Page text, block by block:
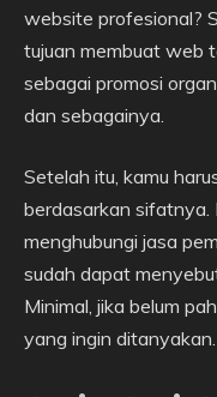
website profesional?
tujuan membuat web
sebagai promosi
dan sebagainya.
Setelah itu, kamu
berdasarkan sifatnya.
menghubungi jasa
sudah dapat
Minimal, jika belum
yang ingin ditanyakan.